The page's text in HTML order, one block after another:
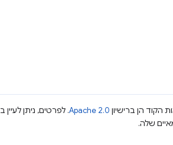
הקוד הן ברישיון Apache 2.0. לפרטים, ניתן לעיין ב